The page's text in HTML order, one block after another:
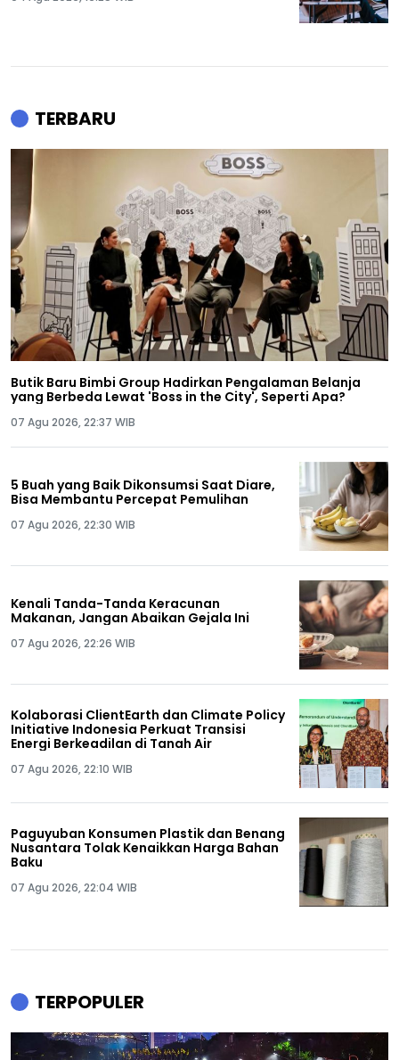
TERBARU
Butik Baru Bimbi Group Hadirkan Pengalaman Belanja
yang Berbeda Lewat 'Boss in the City', Seperti Apa?
07 Agu 2026, 22:37 WIB
5 Buah yang Baik Dikonsumsi Saat Diare,
Bisa Membantu Percepat Pemulihan
07 Agu 2026, 22:30 WIB
Kenali Tanda-Tanda Keracunan
Makanan, Jangan Abaikan Gejala Ini
07 Agu 2026, 22:26 WIB
Kolaborasi ClientEarth dan Climate Policy
Initiative Indonesia Perkuat Transisi
Energi Berkeadilan di Tanah Air
07 Agu 2026, 22:10 WIB
Paguyuban Konsumen Plastik dan Benang
Nusantara Tolak Kenaikkan Harga Bahan
Baku
07 Agu 2026, 22:04 WIB
TERPOPULER